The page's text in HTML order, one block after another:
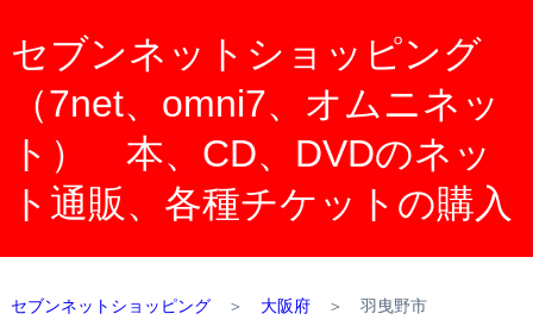
セブンネットショッピング
（7net、omni7、オムニネッ
ト） 本、CD、DVDのネッ
ト通販、各種チケットの購入
セブンネットショッピング＞ 大阪府＞ 羽曳野市